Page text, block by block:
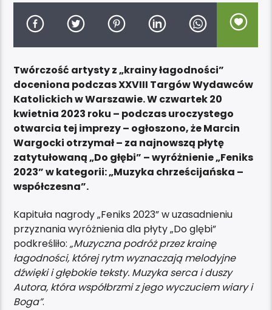
Twórczość artysty z „krainy łagodności”
doceniona podczas XXVIII Targów Wydawców
Katolickich w Warszawie. W czwartek 20
kwietnia 2023 roku – podczas uroczystego
otwarcia tej imprezy – ogłoszono, że Marcin
Wargocki otrzymał – za najnowszą płytę
zatytułowaną „Do głębi” – wyróżnienie „Feniks
2023” w kategorii: „Muzyka chrześcijańska –
współczesna”.
Kapituła nagrody „Feniks 2023” w uzasadnieniu
przyznania wyróżnienia dla płyty „Do glębi”
podkreśliło:„Muzyczna podróż przez krainę
łagodności, której rytm wyznaczają melodyjne
dźwięki i głębokie teksty. Muzyka serca i duszy
Autora, która współbrzmi z jego wyczuciem wiary i
Boga”.